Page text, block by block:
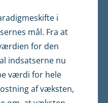
i
mål. Fra at
for den
indsatserne nu
værdi for hele
af væksten,